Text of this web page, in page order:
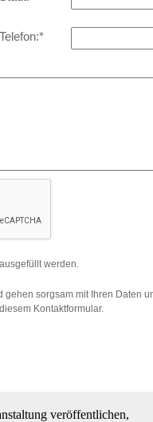
veröffentlichen,